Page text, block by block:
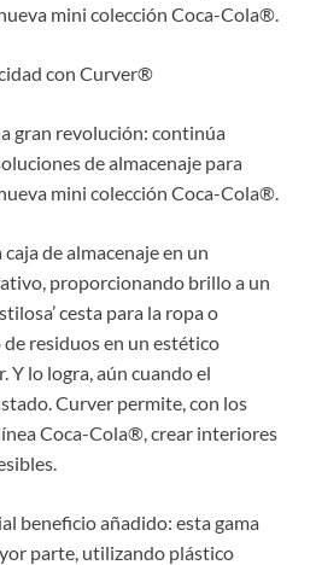
mini colección Coca-Cola®.
con Curver®
gran revolución: continúa
de almacenaje para
mini colección Coca-Cola®.
de almacenaje en un
proporcionando brillo a un
cesta para la ropa o
residuos en un estético
Y lo logra, aún cuando el
Curver permite, con los
Coca-Cola®, crear interiores
beneficio añadido: esta gama
parte, utilizando plástico